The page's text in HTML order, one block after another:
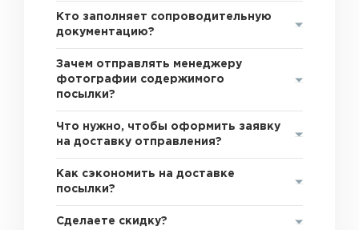
Кто заполняет сопроводительную
документацию?
Зачем отправлять менеджеру
фотографии содержимого
посылки?
Что нужно, чтобы оформить заявку
на доставку отправления?
Как сэкономить на доставке
посылки?
Сделаете скидку?